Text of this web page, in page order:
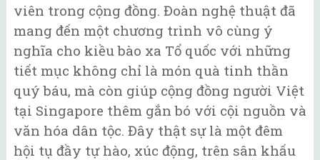
viên trong cộng đồng. Đoàn nghệ thuật đã
mang đến một chương trình vô cùng ý
nghĩa cho kiều bào xa Tổ quốc với những
tiết mục không chỉ là món quà tinh thần
quý báu, mà còn giúp cộng đồng người Việt
tại Singapore thêm gắn bó với cội nguồn và
văn hóa dân tộc. Đây thật sự là một đêm
hội tụ đầy tự hào, xúc động, trên sân khấu